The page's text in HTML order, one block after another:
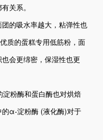
关系。
的吸水率越大，粘弹性也
质的蛋糕专用低筋粉，面
会更绵密，保湿性也更
粉酶和蛋白酶也对烘焙
α-淀粉酶 (液化酶)对于